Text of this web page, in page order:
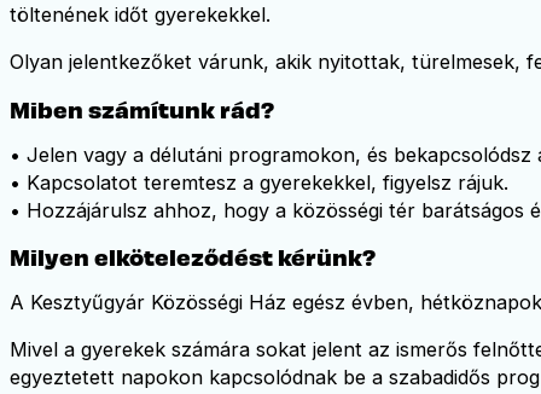
töltenének időt gyerekekkel.
Olyan jelentkezőket várunk, akik nyitottak, türelmesek,
Miben számítunk rád?
• Jelen vagy a délutáni programokon, és bekapcsolódsz
• Kapcsolatot teremtesz a gyerekekkel, figyelsz rájuk.
• Hozzájárulsz ahhoz, hogy a közösségi tér barátságos
Milyen elköteleződést kérünk?
A Kesztyűgyár Közösségi Ház egész évben,
Mivel a gyerekek számára sokat jelent az ismerős
egyeztetett napokon kapcsolódnak be a szabadidős